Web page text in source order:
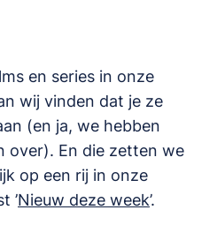
en series in onze
wij vinden dat je ze
(en ja, we hebben
over). En die zetten we
op een rij in onze
’Nieuw deze week’.